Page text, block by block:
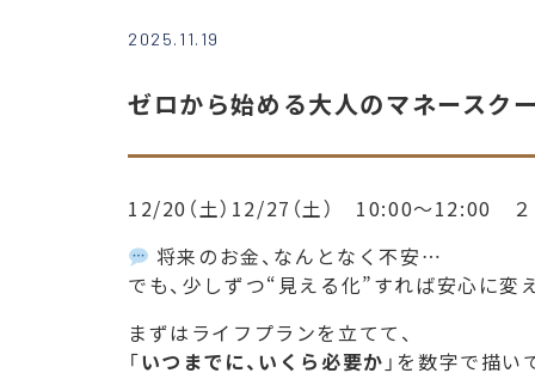
2025.11.19
ゼロから始める大人のマネースク
12/20（土）12/27（土） 10:00～12:00
将来のお金、なんとなく不安…
でも、少しずつ“見える化”すれば安心に変
まずはライフプランを立てて、
「いつまでに、いくら必要か 」を数字で描